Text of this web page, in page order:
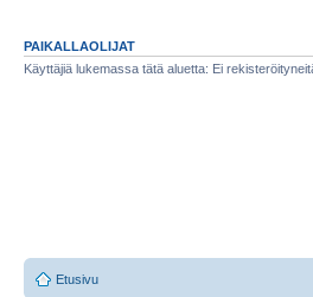
PAIKALLAOLIJAT
Käyttäjiä lukemassa tätä aluetta: Ei
Etusivu